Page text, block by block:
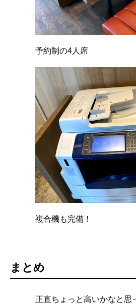
予約制の4人席
複合機も完備！
まとめ
正直ちょっと高いかなと思